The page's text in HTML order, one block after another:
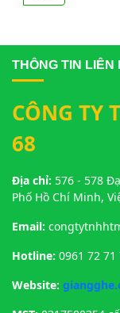
THÔNG TIN LIÊN
CÔNG TY
68
Địa chỉ: 576 - 578
Phố Hồ Chí Minh,
Email:
Hotline: 0961 72 71
Website: